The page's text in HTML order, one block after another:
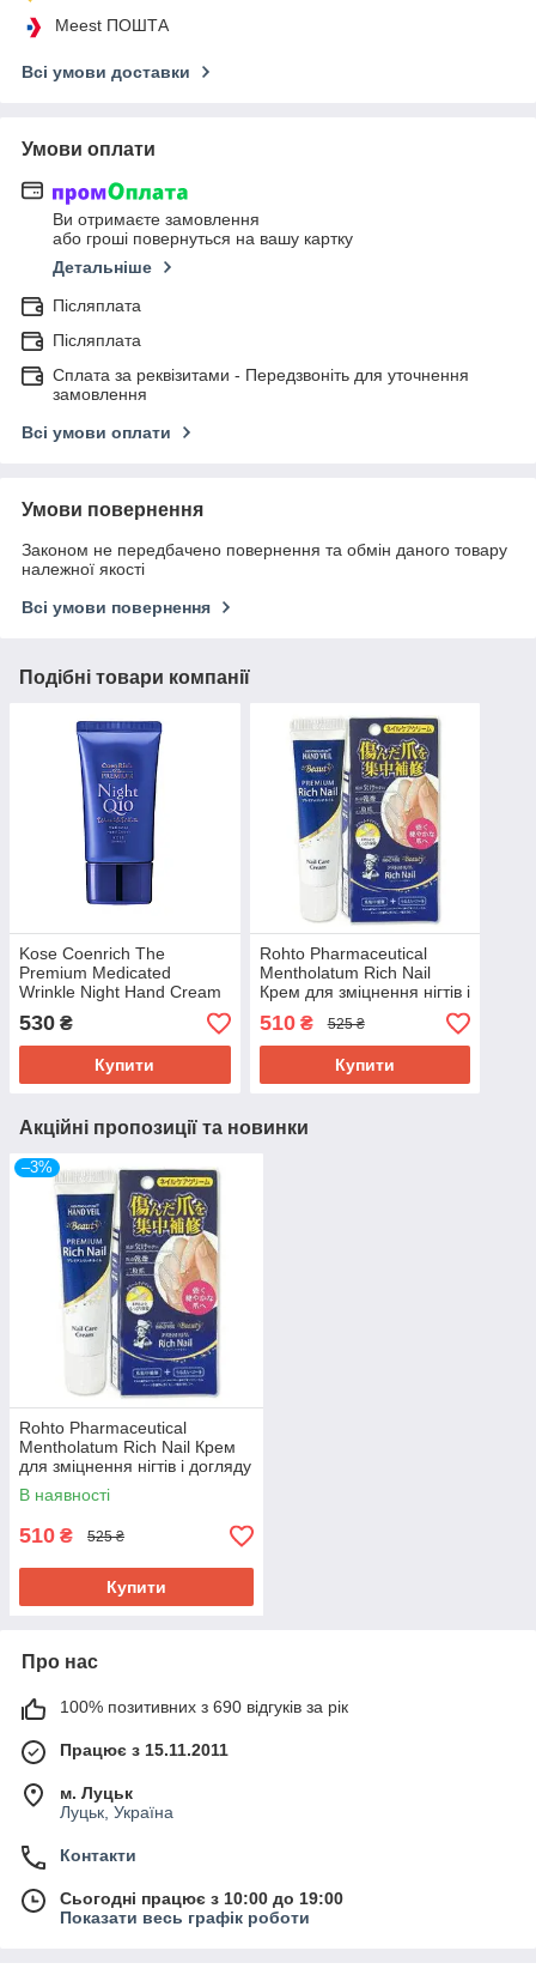
Meest ПОШТА
Всі умови доставки
Умови оплати
Ви отримаєте замовлення
або гроші повернуться на вашу картку
Детальніше
Післяплата
Післяплата
Сплата за реквізитами - Передзвоніть для уточнення
замовлення
Всі умови оплати
Умови повернення
Законом не передбачено повернення та обмін даного товару
належної якості
Всі умови повернення
Подібні товари компанії
Kose Coenrich The
Premium Medicated
Wrinkle Night Hand Cream
Нічний крем для рук і нігтів
із коензимом, 60 г
530 ₴
Купити
Rohto Pharmaceutical
Mentholatum Rich Nail
Крем для зміцнення нігтів і
догляду за кутикулою, 12 г
510₴ 525 ₴
Купити
Акційні пропозиції та новинки
–3%
Rohto Pharmaceutical
Mentholatum Rich Nail Крем
для зміцнення нігтів і догляду
за кутикулою, 12 г
В наявності
510 ₴ 525 ₴
Купити
Про нас
100% позитивних з 690 відгуків за рік
Працює з 15.11.2011
м. Луцьк
Луцьк, Україна
Контакти
Сьогодні працює з 10:00 до 19:00
Показати весь графік роботи